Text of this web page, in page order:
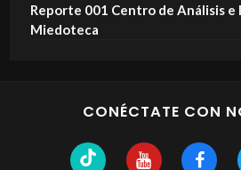
Reporte 001 Centro de Análisis
Miedoteca
CONÉCTATE CON